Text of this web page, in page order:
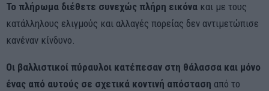
Το πλήρωμα διέθετε συνεχώς πλήρη εικόνα και με τους
κατάλληλους ελιγμούς και αλλαγές πορείας δεν αντιμετώπισε
κανέναν κίνδυνο.
Οι βαλλιστικοί πύραυλοι κατέπεσαν στη θάλασσα και μόνο
ένας από αυτούς σε σχετικά κοντινή απόσταση από το